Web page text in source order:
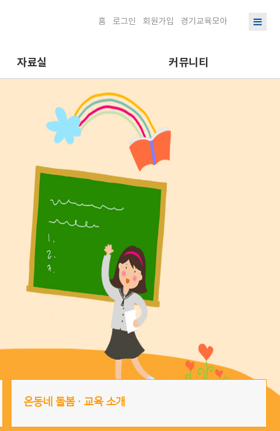
홈 로그인 회원가입 경기교육모아
자료실 커뮤니티
온동네 돌봄·교육 소개